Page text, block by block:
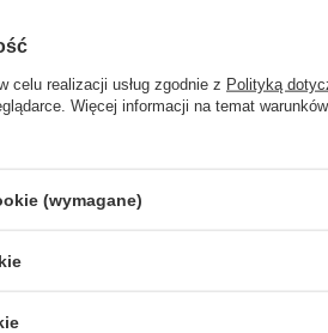
celu realizacji usług zgodnie z Polityką
Więcej informacji na temat
(wymagane)